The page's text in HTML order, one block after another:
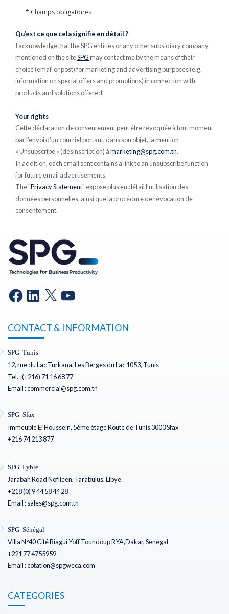
* Champs obligatoires
Qu’est ce que cela signifie en détail ?
I acknowledge that the SPG entities or any other subsidiary company
mentioned on the siteSPGmay contact me by the means of their
choice (email or post) for marketing and advertising purposes (e.g.
information on special offers and promotions) in connection with
products and solutions offered.
Your rights
Cette déclaration de consentement peut être révoquée à tout moment
par l’envoi d’un courriel portant, dans son objet, la mention
« Unsubscribe » (désinscription) àmarketing@spg.com.tn.
In addition, each email sent contains a link to an unsubscribe function
for future email advertisements.
The"Privacy Statement" expose plus en détail l’utilisation des
données personnelles, ainsi que la procédure de révocation de
consentement.
CONTACT & INFORMATION
SPG Tunis
12, rue du Lac Turkana, Les Berges du Lac 1053, Tunis
Tel. : (+216) 71 16 68 77
Email : commercial@spg.com.tn
SPG Sfax
Immeuble El Houssein, 5ème étage Route de Tunis 3003 Sfax
+216 74 213 877
SPG Lybie
Jarabah Road Noflieen, Tarabulus, Libye
+218 (0) 9 44 58 44 28
Email : sales@spg.com.tn
SPG Sénégal
Villa N°40 Cité Biagui Yoff Toundoup RYA,Dakar, Sénégal
+221 77 4755959
Email : cotation@spgweca.com
CATEGORIES